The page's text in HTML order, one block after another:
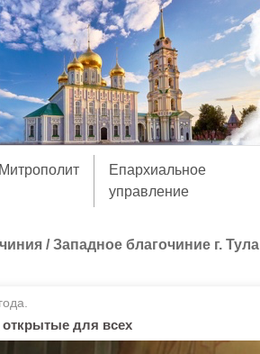
Митрополит
Епархиальное
управление
/Западное благочиние г. Тула
для всех